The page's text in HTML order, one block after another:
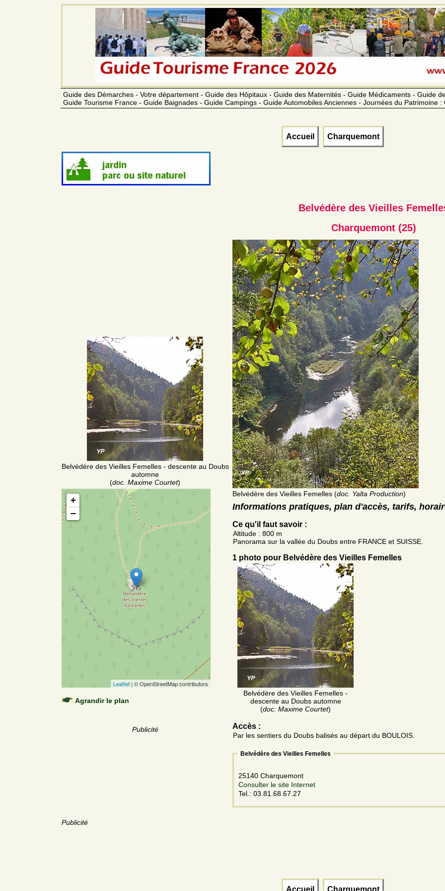
Guide des Démarches - Votre département - Guide des Hôpitaux - Guide des Maternités - Guide Médicaments - Guide
Guide Tourisme France - Guide Baignades - Guide Campings - Guide Automobiles Anciennes - Journées du Patrimoine :
Accueil Charquemont
Belvédère des Vieilles Femelles - descente au Doubs
automne
(doc. Maxime Courtet)
+
−
Leaflet | © OpenStreetMap contributors
Agrandir le plan
Publicité
Belvédère des Vieilles
Charquemont (25)
Belvédère des Vieilles Femelles (doc. Yalta Production)
Informations pratiques, plan d'accès, tarifs,
Ce qu'il faut savoir :
Altitude : 800 m
Panorama sur la vallée du Doubs entre FRANCE et SUISSE.
1 photo pour Belvédère des Vieilles Femelles
Belvédère des Vieilles Femelles -
descente au Doubs automne
(doc. Maxime Courtet)
Accès :
Par les sentiers du Doubs balisés au départ du BOULOIS.
Belvédère des Vieilles Femelles
25140 Charquemont
Consulter le site Internet
Tel.: 03.81.68.67.27
Publicité
Accueil Charquemont